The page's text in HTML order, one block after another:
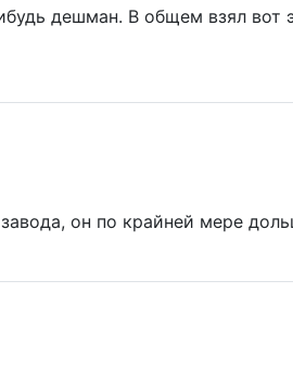
дешман. В общем взял вот
он по крайней мере